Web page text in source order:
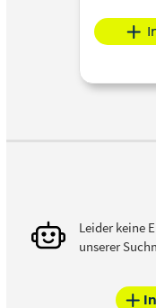
Leider keine
unserer